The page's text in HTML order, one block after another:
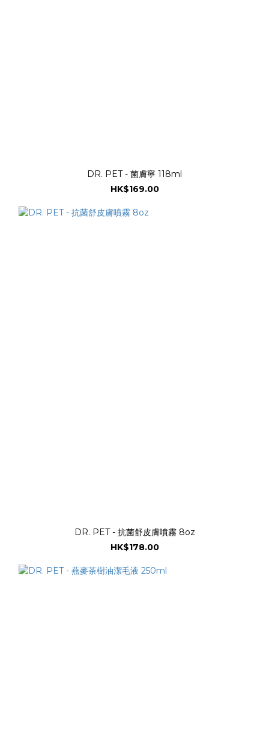
DR. PET - 菌膚寧 118ml
HK$169.00
DR. PET - 抗菌舒皮膚噴霧 8oz
HK$178.00